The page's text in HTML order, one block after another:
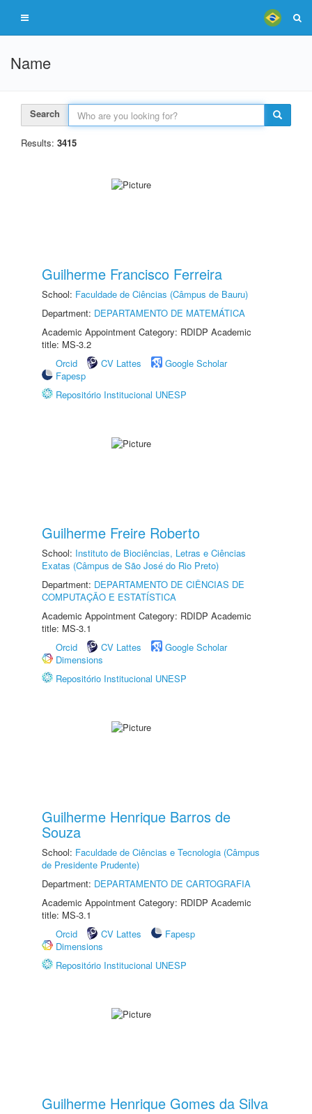
Name
Search
Results: 3415
Guilherme Francisco Ferreira
School: Faculdade de Ciências (Câmpus de Bauru)
Department: DEPARTAMENTO DE MATEMÁTICA
Academic Appointment Category: RDIDP Academic
title: MS-3.2
Orcid
CV Lattes
Google Scholar
Fapesp
Repositório Institucional UNESP
Guilherme Freire Roberto
School: Instituto de Biociências, Letras e Ciências
Exatas (Câmpus de São José do Rio Preto)
Department: DEPARTAMENTO DE CIÊNCIAS DE
COMPUTAÇÃO E ESTATÍSTICA
Academic Appointment Category: RDIDP Academic
title: MS-3.1
Orcid
CV Lattes
Google Scholar
Dimensions
Repositório Institucional UNESP
Guilherme Henrique Barros de
Souza
School: Faculdade de Ciências e Tecnologia (Câmpus
de Presidente Prudente)
Department: DEPARTAMENTO DE CARTOGRAFIA
Academic Appointment Category: RDIDP Academic
title: MS-3.1
Orcid
CV Lattes
Fapesp
Dimensions
Repositório Institucional UNESP
Guilherme Henrique Gomes da Silva